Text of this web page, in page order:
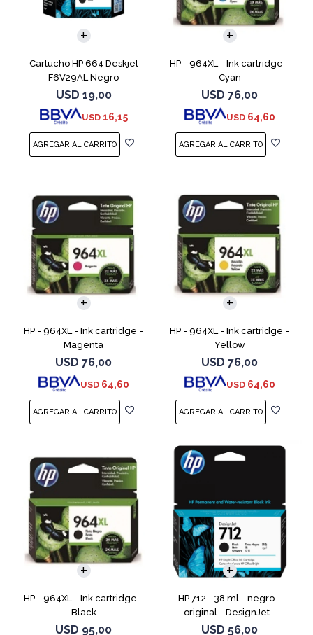
Cartucho HP 664 Deskjet
F6V29AL Negro
USD 19,00
USD 16,15
HP - 964XL - Ink cartridge -
Cyan
USD 76,00
USD 64,60
HP - 964XL - Ink cartridge -
Magenta
USD 76,00
USD 64,60
HP - 964XL - Ink cartridge -
Yellow
USD 76,00
USD 64,60
HP - 964XL - Ink cartridge -
Black
USD 95,00
HP 712 - 38 ml - negro -
original - DesignJet -
cartucho de tinta - para
USD 56,00